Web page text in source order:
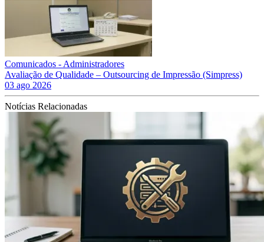
Comunicados - Administradores
Avaliação de Qualidade – Outsourcing de Impressão (Simpress)
03 ago 2026
Notícias Relacionadas